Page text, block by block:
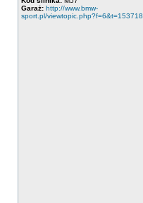
Garaż: http://www.bmw-
sport.pl/viewtopic.php?f=6&t=153718